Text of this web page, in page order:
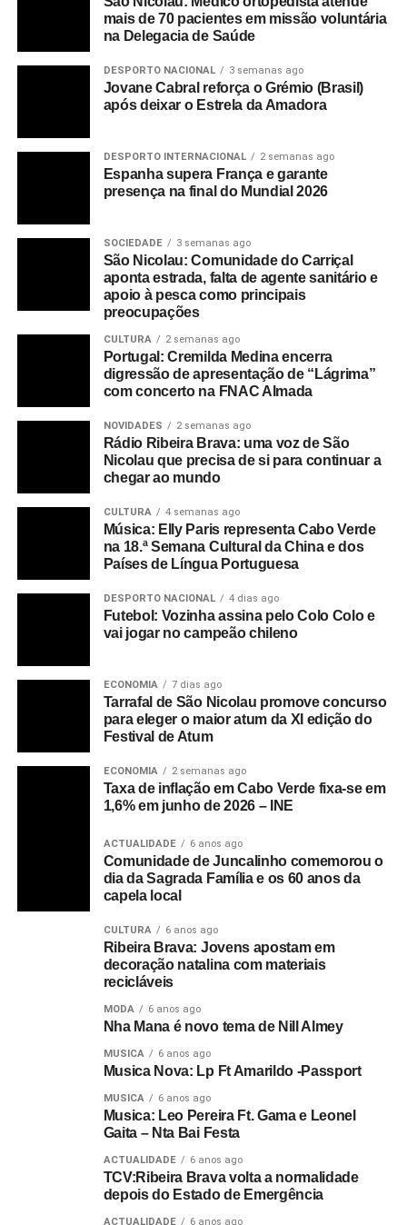
mais de 70 pacientes em missão voluntária
na Delegacia de Saúde
DESPORTO NACIONAL 3 semanas ago
Jovane Cabral reforça o Grémio (Brasil)
após deixar o Estrela da Amadora
DESPORTO INTERNACIONAL 2 semanas ago
Espanha supera França e garante
presença na final do Mundial 2026
SOCIEDADE 3 semanas ago
São Nicolau: Comunidade do Carriçal
aponta estrada, falta de agente sanitário e
apoio à pesca como principais
preocupações
CULTURA 2 semanas ago
Portugal: Cremilda Medina encerra
digressão de apresentação de “Lágrima”
com concerto na FNAC Almada
NOVIDADES 2 semanas ago
Rádio Ribeira Brava: uma voz de São
Nicolau que precisa de si para continuar a
chegar ao mundo
CULTURA 4 semanas ago
Música: Elly Paris representa Cabo Verde
na 18.ª Semana Cultural da China e dos
Países de Língua Portuguesa
DESPORTO NACIONAL 4 dias ago
Futebol: Vozinha assina pelo Colo Colo e
vai jogar no campeão chileno
ECONOMIA 7 dias ago
Tarrafal de São Nicolau promove concurso
para eleger o maior atum da XI edição do
Festival de Atum
ECONOMIA 2 semanas ago
Taxa de inflação em Cabo Verde fixa-se em
1,6% em junho de 2026 – INE
ACTUALIDADE 6 anos ago
Comunidade de Juncalinho comemorou o
dia da Sagrada Família e os 60 anos da
capela local
CULTURA 6 anos ago
Ribeira Brava: Jovens apostam em
decoração natalina com materiais
recicláveis
MODA 6 anos ago
Nha Mana é novo tema de Nill Almey
MUSICA 6 anos ago
Musica Nova: Lp Ft Amarildo -Passport
MUSICA 6 anos ago
Musica: Leo Pereira Ft. Gama e Leonel
Gaita – Nta Bai Festa
ACTUALIDADE 6 anos ago
TCV:Ribeira Brava volta a normalidade
depois do Estado de Emergência
ACTUALIDADE 6 anos ago